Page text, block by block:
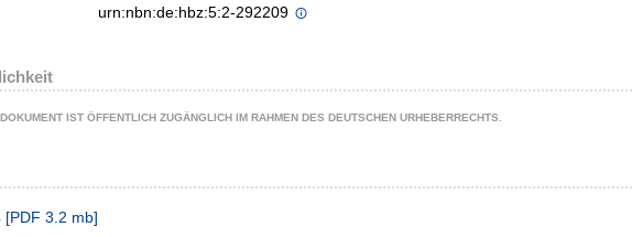
urn:nbn:de:hbz:5:2-292209
IST ÖFFENTLICH ZUGÄNGLICH IM RAHMEN DES DEUTSCHEN URHEBERRECHTS.
[PDF 3.2 mb]